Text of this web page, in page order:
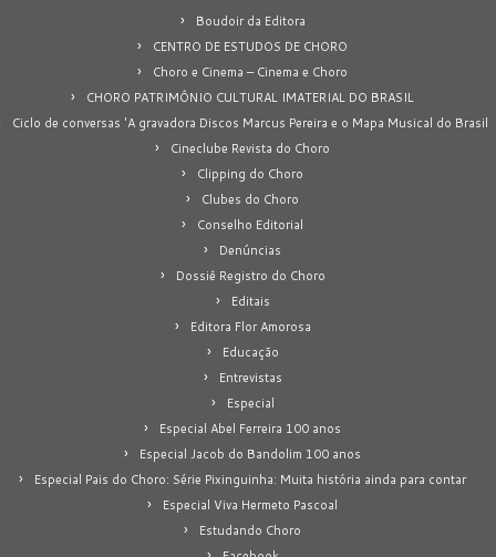
Boudoir da Editora
CENTRO DE ESTUDOS DE CHORO
Choro e Cinema – Cinema e Choro
CHORO PATRIMÔNIO CULTURAL IMATERIAL DO BRASIL
Ciclo de conversas 'A gravadora Discos Marcus Pereira e o Mapa Musical do Brasil
Cineclube Revista do Choro
Clipping do Choro
Clubes do Choro
Conselho Editorial
Denúncias
Dossiê Registro do Choro
Editais
Editora Flor Amorosa
Educação
Entrevistas
Especial
Especial Abel Ferreira 100 anos
Especial Jacob do Bandolim 100 anos
Especial Pais do Choro: Série Pixinguinha: Muita história ainda para contar
Especial Viva Hermeto Pascoal
Estudando Choro